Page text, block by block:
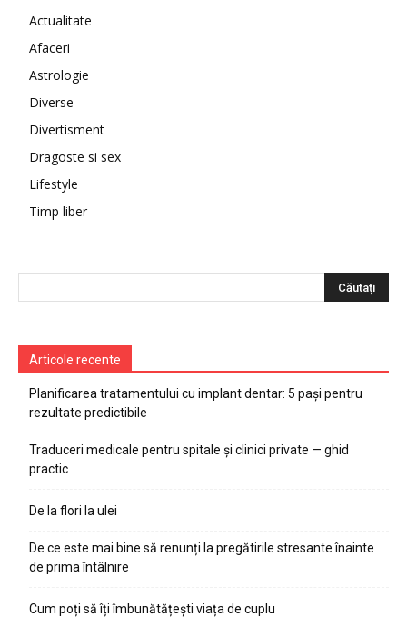
Actualitate
Afaceri
Astrologie
Diverse
Divertisment
Dragoste si sex
Lifestyle
Timp liber
Articole recente
Planificarea tratamentului cu implant dentar: 5 pași pentru
rezultate predictibile
Traduceri medicale pentru spitale și clinici private — ghid
practic
De la flori la ulei
De ce este mai bine să renunți la pregătirile stresante înainte
de prima întâlnire
Cum poți să îți îmbunătățești viața de cuplu